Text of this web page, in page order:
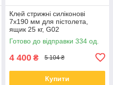
Клей стрижні силіконові
7x190 мм для пістолета,
ящик 25 кг, G02
Готово до відправки 334 од.
4 400 ₴ 5 104 ₴
Купити